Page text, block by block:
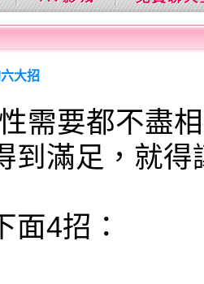
大招
需要都不盡
到滿足，就
面4招：